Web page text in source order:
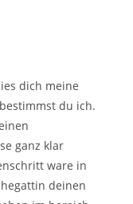
dich meine
du ich.
ganz klar
ware in
deinen